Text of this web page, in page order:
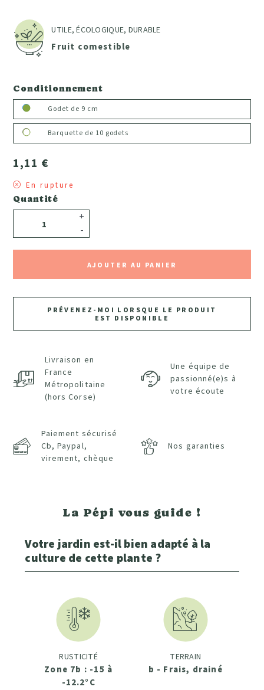
UTILE, ÉCOLOGIQUE, DURABLE
Fruit comestible
Conditionnement
Godet de 9 cm
Barquette de 10 godets
1,11 €
Quantité
-
+
AJOUTER AU PANIER
En rupture
PRÉVENEZ-MOI LORSQUE LE PRODUIT
EST DISPONIBLE
Livraison en
France
Métropolitaine
(hors Corse)
Une équipe de
passionné(e)s à
votre écoute
Paiement sécurisé
Cb, Paypal,
virement, chèque
Nos garanties
La Pépi vous guide !
Votre jardin est-il bien adapté à la
culture de cette plante ?
RUSTICITÉ
Zone 7b : -15 à
-12.2°C
TERRAIN
b - Frais, drainé